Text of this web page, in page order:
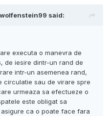
said:
executa o manevra de
de iesire dintr-un rand de
intr-un asemenea rand,
circulatie sau de virare spre
urmeaza sa efectueze o
este obligat sa
ca o poate face fara